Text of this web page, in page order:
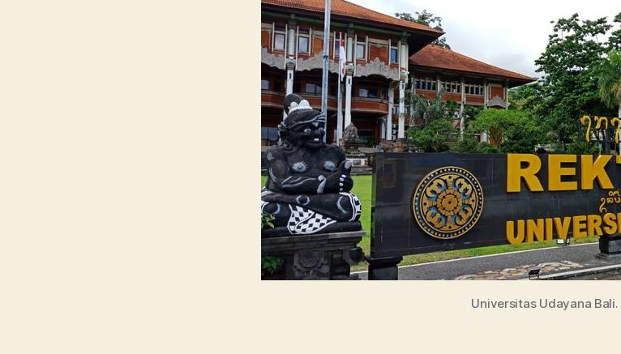
Universitas Udayana Bali.